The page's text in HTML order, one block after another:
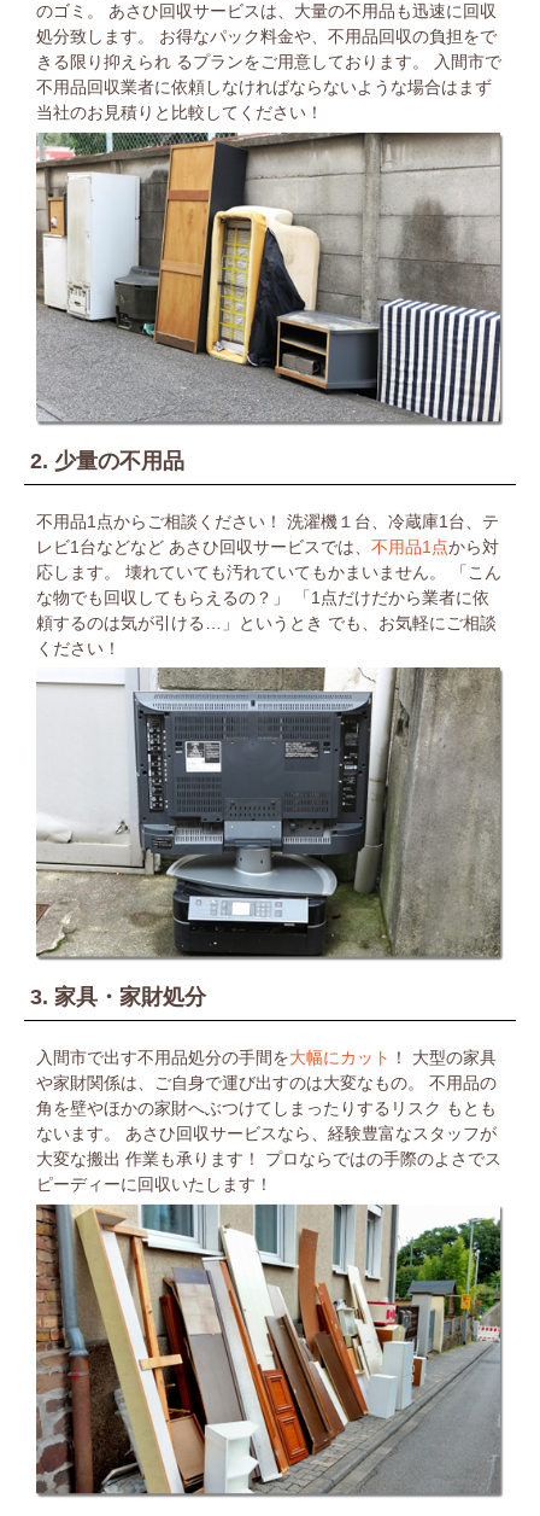
のゴミ。
あさひ回収サービスは、大量の不用品も迅速に回収
処分致します。
お得なパック料金や、不用品回収の負担をで
きる限り抑えられ るプランをご用意しております。
入間市で
不用品回収業者に依頼しなければならないような場合はまず
当社のお見積りと比較してください！
2. 少量の不用品
不用品1点からご相談ください！
洗濯機１台、冷蔵庫1台、テ
レビ1台などなど あさひ回収サービスでは、 不用品1点から対
応します。
壊れていても汚れていてもかまいません。
「こん
な物でも回収してもらえるの？」
「1点だけだから業者に依
頼するのは気が引ける…」というとき でも、お気軽にご相談
ください！
3. 家具・家財処分
入間市で出す不用品処分の手間を大幅にカット ！
大型の家具
や家財関係は、ご自身で運び出すのは大変なもの。
不用品の
角を壁やほかの家財へぶつけてしまったりするリスク もとも
ないます。
あさひ回収サービスなら、経験豊富なスタッフが
大変な搬出 作業も承ります！
プロならではの手際のよさでス
ピーディーに回収いたします！